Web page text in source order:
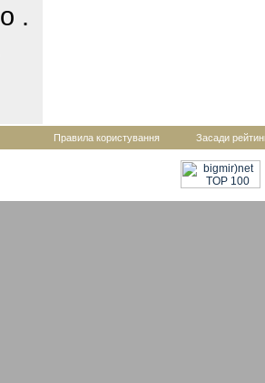
.
Правила користування Засади